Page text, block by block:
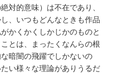
対的意味）は不在であり、
、いつもどんなときも作品
かくかくしかじかのものと
とは、まったくなんらの根
暗闇の飛躍でしかないの
い様々な理論がありうるだ